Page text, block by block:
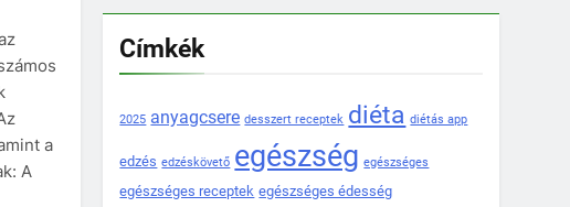
a
A
Címkék
2025 anyagcsere desszert receptek diéta diétás app
edzés edzéskövető egészség egészséges
egészséges receptek egészséges édesség